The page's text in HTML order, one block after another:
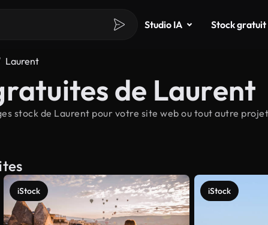
Studio IA Stock gratuit
Laurent
de Laurent
stock de Laurent pour votre site web ou tout autre
iStock iStock